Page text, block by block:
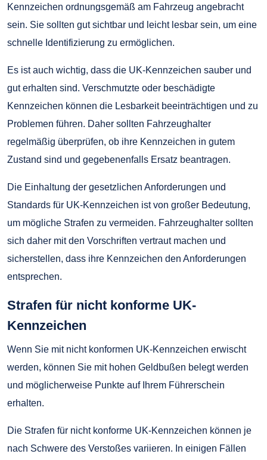
Kennzeichen ordnungsgemäß am Fahrzeug angebracht
sein. Sie sollten gut sichtbar und leicht lesbar sein, um eine
schnelle Identifizierung zu ermöglichen.
Es ist auch wichtig, dass die UK-Kennzeichen sauber und
gut erhalten sind. Verschmutzte oder beschädigte
Kennzeichen können die Lesbarkeit beeinträchtigen und zu
Problemen führen. Daher sollten Fahrzeughalter
regelmäßig überprüfen, ob ihre Kennzeichen in gutem
Zustand sind und gegebenenfalls Ersatz beantragen.
Die Einhaltung der gesetzlichen Anforderungen und
Standards für UK-Kennzeichen ist von großer Bedeutung,
um mögliche Strafen zu vermeiden. Fahrzeughalter sollten
sich daher mit den Vorschriften vertraut machen und
sicherstellen, dass ihre Kennzeichen den Anforderungen
entsprechen.
Strafen für nicht konforme UK-
Kennzeichen
Wenn Sie mit nicht konformen UK-Kennzeichen erwischt
werden, können Sie mit hohen Geldbußen belegt werden
und möglicherweise Punkte auf Ihrem Führerschein
erhalten.
Die Strafen für nicht konforme UK-Kennzeichen können je
nach Schwere des Verstoßes variieren. In einigen Fällen